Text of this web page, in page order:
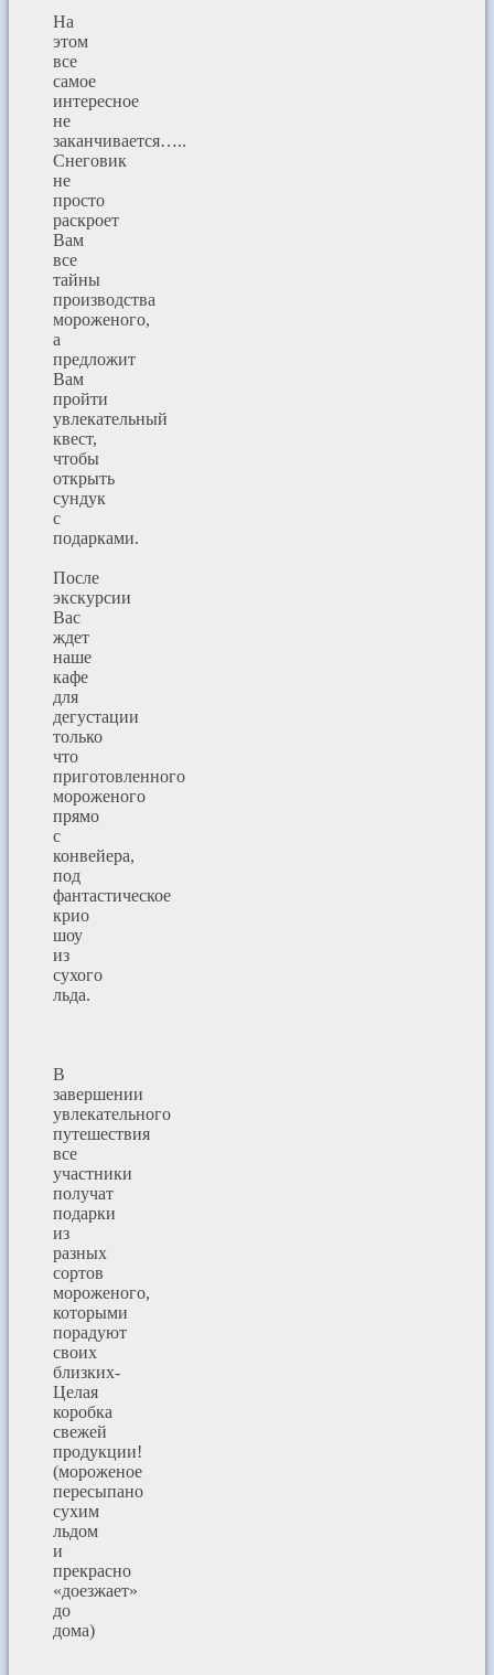
На
этом
все
самое
интересное
не
заканчивается…..
Снеговик
не
просто
раскроет
Вам
все
тайны
производства
мороженого,
а
предложит
Вам
пройти
увлекательный
квест,
чтобы
открыть
сундук
с
подарками.
После
экскурсии
Вас
ждет
наше
кафе
для
дегустации
только
что
приготовленного
мороженого
прямо
с
конвейера,
под
фантастическое
крио
шоу
из
сухого
льда.
В
завершении
увлекательного
путешествия
все
участники
получат
подарки
из
разных
сортов
мороженого,
которыми
порадуют
своих
близких-
Целая
коробка
свежей
продукции!
(мороженое
пересыпано
сухим
льдом
и
прекрасно
«доезжает»
до
дома)